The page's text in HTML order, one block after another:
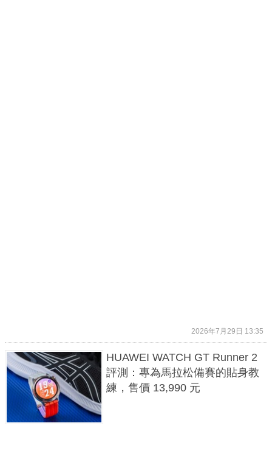
2026年7月29日 13:35
HUAWEI WATCH GT Runner 2
評測：專為馬拉松備賽的貼身教
練，售價 13,990 元